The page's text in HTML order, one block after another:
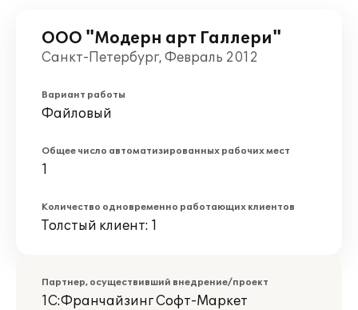
ООО "Модерн арт Галлери"
Санкт-Петербург, Февраль 2012
Вариант работы
Файловый
Общее число автоматизированных рабочих мест
1
Количество одновременно работающих клиентов
Толстый клиент: 1
Партнер, осуществивший внедрение/проект
1С:Франчайзинг Софт-Маркет